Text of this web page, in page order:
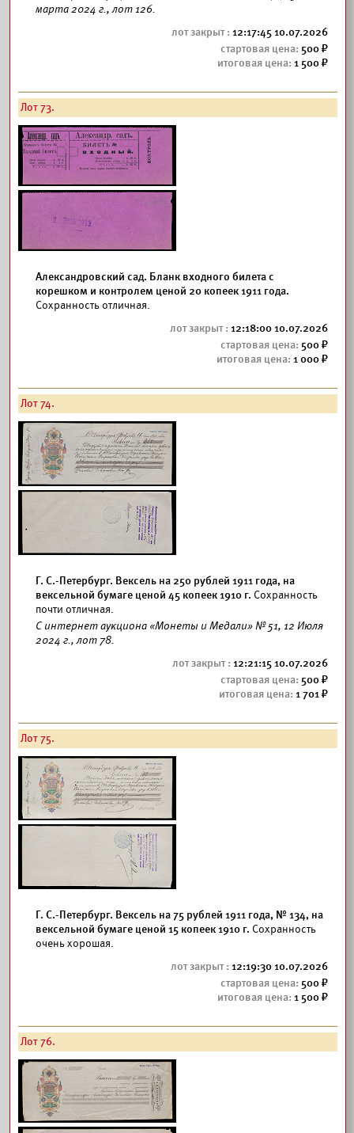
марта 2024 г., лот 126.
12:17:45 10.07.2026
500
1 500
Лот 73.
Александровский сад. Бланк входного билета с
корешком и контролем ценой 20 копеек 1911 года.
Сохранность отличная.
12:18:00 10.07.2026
500
1 000
Лот 74.
Г. С.-Петербург. Вексель на 250 рублей 1911 года, на
вексельной бумаге ценой 45 копеек 1910 г. Сохранность
почти отличная.
С интернет аукциона «Монеты и Медали» № 51, 12 Июля
2024 г., лот 78.
12:21:15 10.07.2026
500
1 701
Лот 75.
Г. С.-Петербург. Вексель на 75 рублей 1911 года, № 134, на
вексельной бумаге ценой 15 копеек 1910 г. Сохранность
очень хорошая.
12:19:30 10.07.2026
500
1 500
Лот 76.